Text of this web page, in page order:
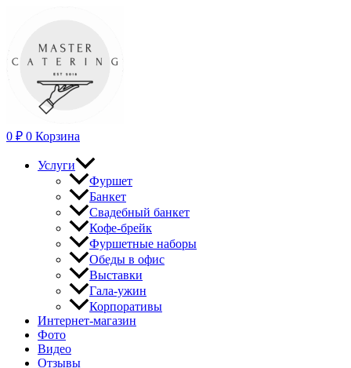
содержимому
0 ₽ 0 Корзина
Услуги
Фуршет
Банкет
Свадебный банкет
Кофе-брейк
Фуршетные наборы
Обеды в офис
Выставки
Гала-ужин
Корпоративы
Интернет-магазин
Фото
Видео
Отзывы